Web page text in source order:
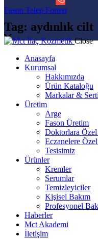
Fason Talep Formu
Tag: aydınlık cilt
Close
Anasayfa
Kurumsal
Hakkımızda
Ürün Kataloğu
Markalar &
Üretim
Arge
Fason Üretim
Doktorlara
Eczanelere
Tesisimiz
Ürünler
Kremler
Serumlar
Temizleyiciler
Kişisel Bakım
Profesyonel
Haberler
Mct Akademi
İletişim